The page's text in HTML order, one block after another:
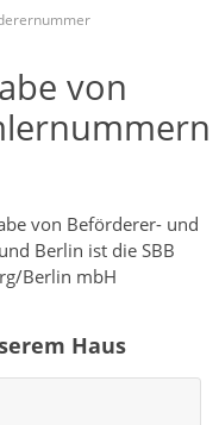
von
von Beförderer- und
Berlin ist die SBB
Berlin mbH
Haus